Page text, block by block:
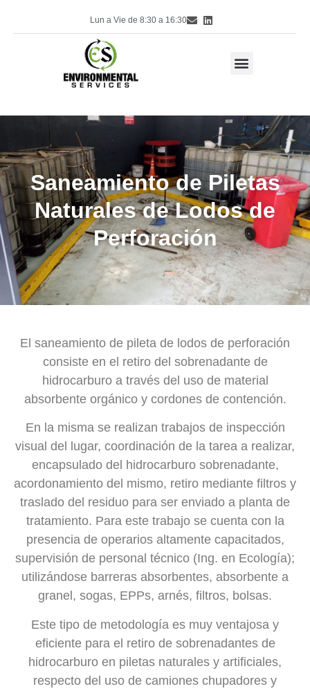
Lun a Vie de 8:30 a 16:30
Saneamiento de Piletas
Naturales de Lodos de
Perforación
El saneamiento de pileta de lodos de perforación
consiste en el retiro del sobrenadante de
hidrocarburo a través del uso de material
absorbente orgánico y cordones de contención.
En la misma se realizan trabajos de inspección
visual del lugar, coordinación de la tarea a realizar,
encapsulado del hidrocarburo sobrenadante,
acordonamiento del mismo, retiro mediante filtros y
traslado del residuo para ser enviado a planta de
tratamiento. Para este trabajo se cuenta con la
presencia de operarios altamente capacitados,
supervisión de personal técnico (Ing. en Ecología);
utilizándose barreras absorbentes, absorbente a
granel, sogas, EPPs, arnés, filtros, bolsas.
Este tipo de metodología es muy ventajosa y
eficiente para el retiro de sobrenadantes de
hidrocarburo en piletas naturales y artificiales,
respecto del uso de camiones chupadores y